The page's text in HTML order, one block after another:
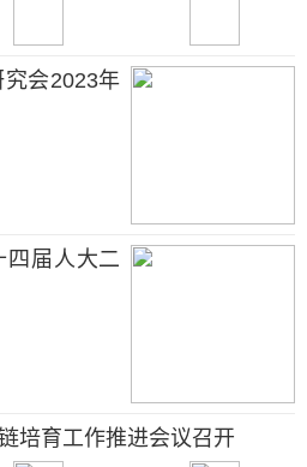
会2023年
四届人大二
培育工作推进会议召开